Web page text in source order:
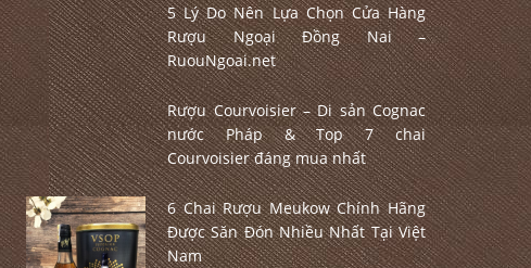
5 Lý Do Nên Lựa Chọn Cửa Hàng
Rượu Ngoại Đồng Nai –
RuouNgoai.net
Rượu Courvoisier – Di sản Cognac
nước Pháp & Top 7 chai
Courvoisier đáng mua nhất
6 Chai Rượu Meukow Chính Hãng
Được Săn Đón Nhiều Nhất Tại Việt
Nam